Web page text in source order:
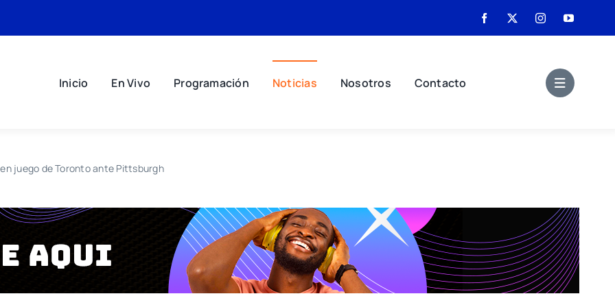
Inicio En Vivo Programación Noticias Nosotros Contacto
juego de Toronto ante Pittsburgh